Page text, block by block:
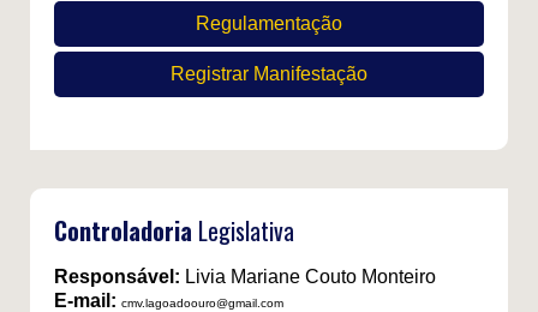
Regulamentação
Registrar Manifestação
Controladoria Legislativa
Responsável: Livia Mariane Couto Monteiro
E-mail: cmv.lagoadoouro@gmail.com